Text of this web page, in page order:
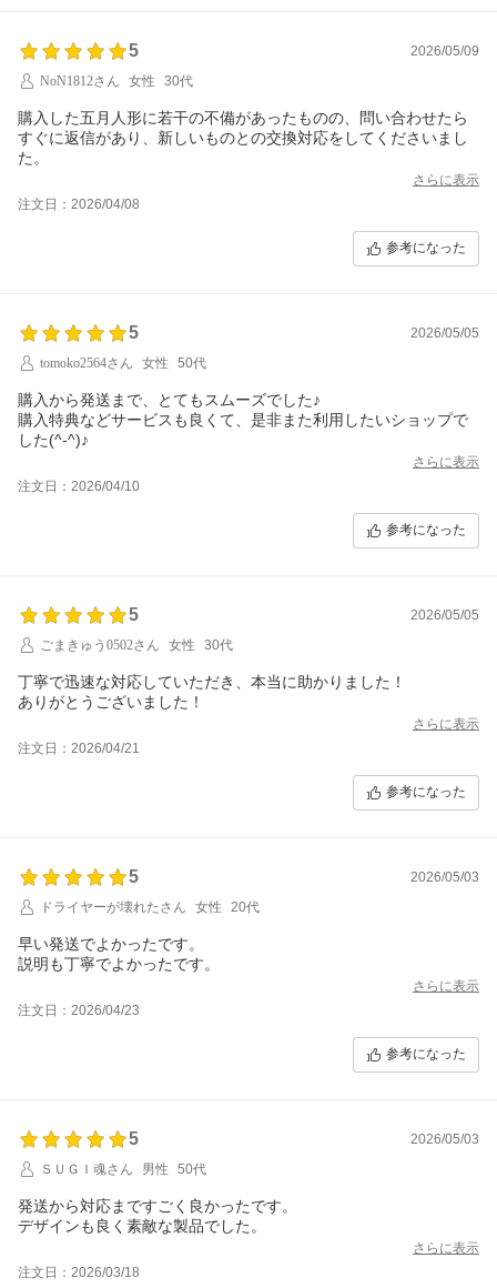
5
2026/05/09
NoN1812さん
女性 30代
購入した五月人形に若干の不備があったものの、問い合わせたら
すぐに返信があり、新しいものとの交換対応をしてくださいまし
た。
さらに表示
注文日：2026/04/08
参考になった
5
2026/05/05
tomoko2564さん
女性 50代
購入から発送まで、とてもスムーズでした♪
購入特典などサービスも良くて、是非また利用したいショップで
した(^-^)♪
さらに表示
注文日：2026/04/10
参考になった
5
2026/05/05
ごまきゅう0502さん
女性 30代
丁寧で迅速な対応していただき、本当に助かりました！
ありがとうございました！
さらに表示
注文日：2026/04/21
参考になった
5
2026/05/03
ドライヤーが壊れたさん
女性 20代
早い発送でよかったです。
説明も丁寧でよかったです。
さらに表示
注文日：2026/04/23
参考になった
5
2026/05/03
ＳＵＧＩ魂さん
男性 50代
発送から対応まですごく良かったです。
デザインも良く素敵な製品でした。
さらに表示
注文日：2026/03/18